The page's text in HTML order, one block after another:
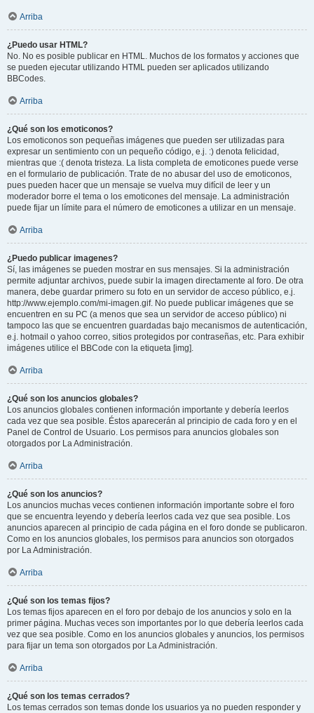
Arriba
¿Puedo usar HTML?
No. No es posible publicar en HTML. Muchos de los formatos y acciones que
se pueden ejecutar utilizando HTML pueden ser aplicados utilizando
BBCodes.
Arriba
¿Qué son los emoticonos?
Los emoticonos son pequeñas imágenes que pueden ser utilizadas para
expresar un sentimiento con un pequeño código, e.j. :) denota felicidad,
mientras que :( denota tristeza. La lista completa de emoticones puede verse
en el formulario de publicación. Trate de no abusar del uso de emoticonos,
pues pueden hacer que un mensaje se vuelva muy difícil de leer y un
moderador borre el tema o los emoticones del mensaje. La administración
puede fijar un límite para el número de emoticones a utilizar en un mensaje.
Arriba
¿Puedo publicar imagenes?
Sí, las imágenes se pueden mostrar en sus mensajes. Si la administración
permite adjuntar archivos, puede subir la imagen directamente al foro. De otra
manera, debe guardar primero su foto en un servidor de acceso público, e.j.
http://www.ejemplo.com/mi-imagen.gif. No puede publicar imágenes que se
encuentren en su PC (a menos que sea un servidor de acceso público) ni
tampoco las que se encuentren guardadas bajo mecanismos de autenticación,
e.j. hotmail o yahoo correo, sitios protegidos por contraseñas, etc. Para exhibir
imágenes utilice el BBCode con la etiqueta [img].
Arriba
¿Qué son los anuncios globales?
Los anuncios globales contienen información importante y debería leerlos
cada vez que sea posible. Éstos aparecerán al principio de cada foro y en el
Panel de Control de Usuario. Los permisos para anuncios globales son
otorgados por La Administración.
Arriba
¿Qué son los anuncios?
Los anuncios muchas veces contienen información importante sobre el foro
que se encuentra leyendo y debería leerlos cada vez que sea posible. Los
anuncios aparecen al principio de cada página en el foro donde se publicaron.
Como en los anuncios globales, los permisos para anuncios son otorgados
por La Administración.
Arriba
¿Qué son los temas fijos?
Los temas fijos aparecen en el foro por debajo de los anuncios y solo en la
primer página. Muchas veces son importantes por lo que debería leerlos cada
vez que sea posible. Como en los anuncios globales y anuncios, los permisos
para fijar un tema son otorgados por La Administración.
Arriba
¿Qué son los temas cerrados?
Los temas cerrados son temas donde los usuarios ya no pueden responder y